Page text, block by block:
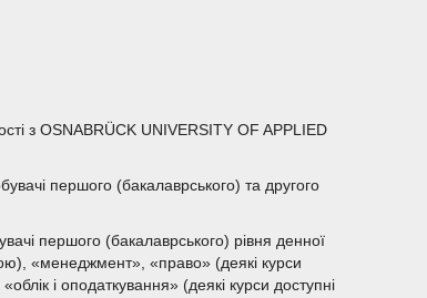
з OSNABRÜCK UNIVERSITY OF APPLIED
першого (бакалаврського) та другого
першого (бакалаврського) рівня денної
«менеджмент», «право» (деякі курси
і оподаткування» (деякі курси доступні